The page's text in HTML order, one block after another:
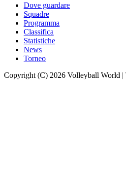
Dove guardare
Squadre
Programma
Classifica
Statistiche
News
Torneo
Copyright (C) 2026 Volleyball World